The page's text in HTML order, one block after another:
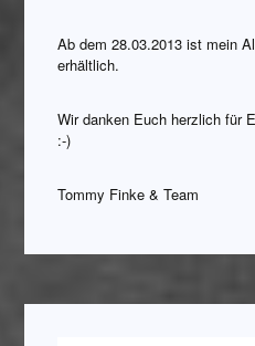
Ab dem 28.03.2013 ist mein
erhältlich.
Wir danken Euch herzlich für
:-)
Tommy Finke & Team